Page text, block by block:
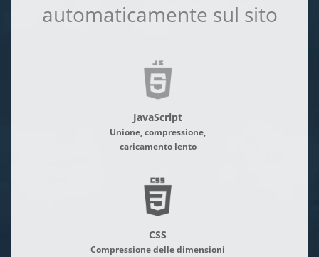
automaticamente sul sito
JavaScript
Unione, compressione,
caricamento lento
CSS
Compressione delle dimensioni